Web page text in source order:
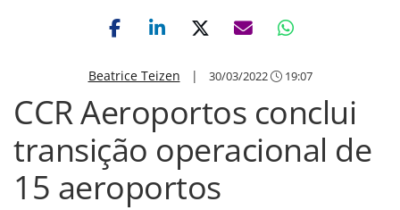
Beatrice Teizen | 30/03/2022 19:07
CCR Aeroportos conclui
transição operacional de
15 aeroportos